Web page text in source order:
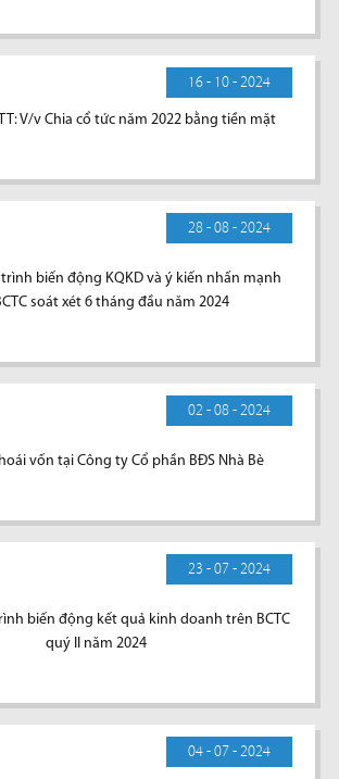
16 - 10 - 2024
V/v Chia cổ tức năm 2022 bằng tiền mặt
28 - 08 - 2024
trình biến động KQKD và ý kiến nhấn mạnh
soát xét 6 tháng đầu năm 2024
02 - 08 - 2024
vốn tại Công ty Cổ phần BĐS Nhà Bè
23 - 07 - 2024
biến động kết quả kinh doanh trên BCTC
quý II năm 2024
04 - 07 - 2024